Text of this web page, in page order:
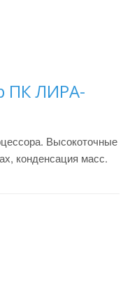
ПК ЛИРА-
Высокоточные
конденсация масс.